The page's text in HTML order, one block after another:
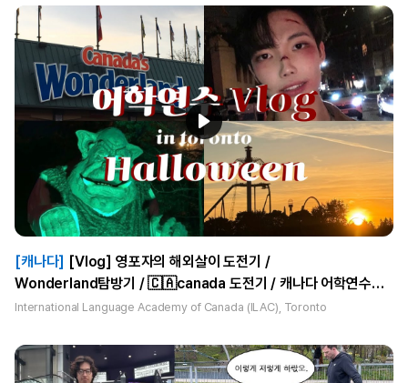
[캐나다]
Wonderland탐방기 / 🇨🇦canada 도전기 / 캐나다 어학연수🍁
/ 할로윈 특집
International Language Academy of Canada (ILAC), Toronto